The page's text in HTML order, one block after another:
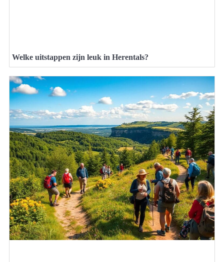
Welke uitstappen zijn leuk in Herentals?